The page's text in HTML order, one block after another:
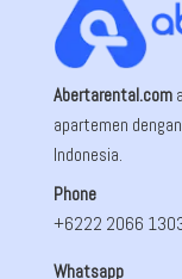
Abertarental.com
apartemen
Indonesia.
Phone
+6222 2066
Whatsapp